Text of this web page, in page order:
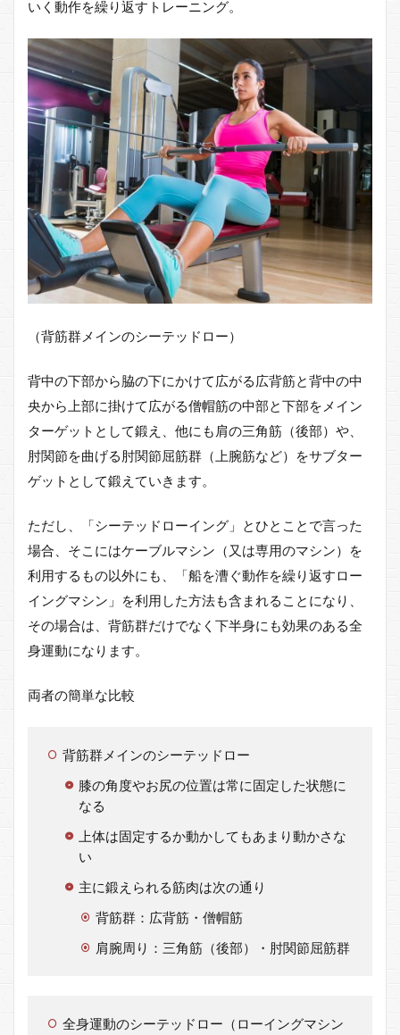
テ
ッ
ド
ロ
ー
イ
ン
グ
の
や
り
方
2.1
ワイ
ドグ
リッ
プで
筋メ
にし
たシ
ーテ
ッド
ロー
イン
グ
リッ
プで
僧帽
筋メ
イン
にし
たシ
ッド
グ
ロー
イン
グマ
シン
を使
った
シー
テッ
ーイ
知
いく動作を繰り返すトレーニング。
（背筋群メインのシーテッドロー）
背中の下部から脇の下にかけて広がる広背筋と背中の中
央から上部に掛けて広がる僧帽筋の中部と下部をメイン
ターゲットとして鍛え、他にも肩の三角筋（後部）や、
肘関節を曲げる肘関節屈筋群（上腕筋など）をサブター
ゲットとして鍛えていきます。
ただし、「シーテッドローイング」とひとことで言った
場合、そこにはケーブルマシン（又は専用のマシン）を
利用するもの以外にも、「船を漕ぐ動作を繰り返すロー
イングマシン」を利用した方法も含まれることになり、
その場合は、背筋群だけでなく下半身にも効果のある全
身運動になります。
両者の簡単な比較
背筋群メインのシーテッドロー
膝の角度やお尻の位置は常に固定した状態に
なる
上体は固定するか動かしてもあまり動かさな
い
主に鍛えられる筋肉は次の通り
背筋群：広背筋・僧帽筋
肩腕周り：三角筋（後部）・肘関節屈筋群
全身運動のシーテッドロー（ローイングマシン